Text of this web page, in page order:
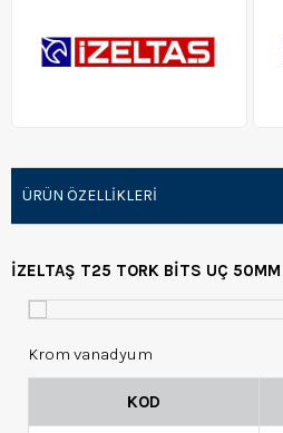
ÜRÜN ÖZELLIKLERI
İZELTAŞ T25 TORK BİTS UÇ 50MM
Krom vanadyum
KOD